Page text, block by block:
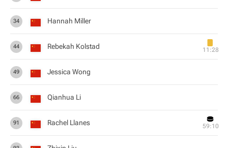
34 Hannah Miller
44 Rebekah Kolstad 11:28
49 Jessica Wong
66 Qianhua Li
91 Rachel Llanes 59:10